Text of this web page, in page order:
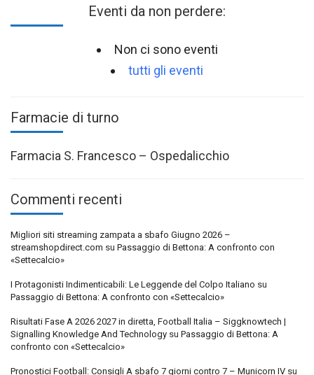
Eventi da non perdere:
Non ci sono eventi
tutti gli eventi
Farmacie di turno
Farmacia S. Francesco – Ospedalicchio
Commenti recenti
Migliori siti streaming zampata a sbafo Giugno 2026 –
streamshopdirect.com su Passaggio di Bettona: A confronto con
«Settecalcio»
I Protagonisti Indimenticabili: Le Leggende del Colpo Italiano su
Passaggio di Bettona: A confronto con «Settecalcio»
Risultati Fase A 2026 2027 in diretta, Football Italia – Siggknowtech |
Signalling Knowledge And Technology su Passaggio di Bettona: A
confronto con «Settecalcio»
Pronostici Football: Consigli A sbafo 7 giorni contro 7 – Municorn IV su